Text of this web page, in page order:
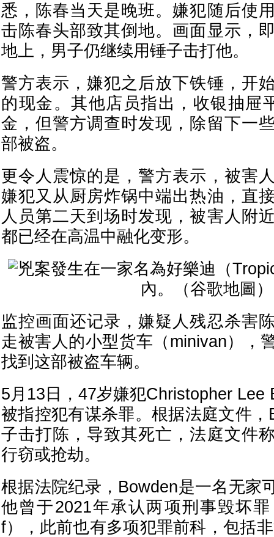
悉，陈春当天是晚班。嫌犯随后使
击陈春头部致其倒地。画面显示，
地上，男子仍继续用锤子击打他。
警方表示，嫌犯之后放下铁锤，开
的现金。其他店员指出，收银抽屉
金，但警方调查时发现，除留下一
部被盗。
更令人震惊的是，警方表示，被害
嫌犯又从厨房炸锅中端出热油，直
人员第二天到场时发现，被害人附
都已经在高温中融化变形。
监控画面还记录，嫌疑人残忍杀害
走被害人的小型货车（minivan），
找到这部被盗车辆。
5月13日，47岁嫌犯Christopher Lee
被指控犯有谋杀罪。根据法庭文件
子击打陈，导致其死亡，法庭文件
行窃或抢劫。
根据法院纪录，Bowden是一名无家
他曾于2021年承认两项刑事毁坏罪
f），此前也有多项犯罪前科，包括